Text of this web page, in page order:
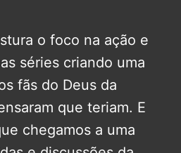
o foco na ação e
séries criando uma
fãs do Deus da
que teriam. E
chegamos a uma